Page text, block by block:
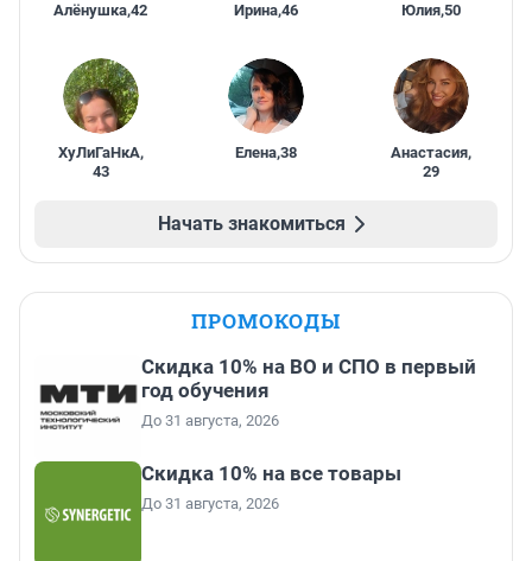
Алёнушка,42 Ирина,46 Юлия,50
ХуЛиГаНкА,
43
Елена,38 Анастасия,
29
Начать знакомиться
ПРОМОКОДЫ
Скидка 10% на ВО и СПО в первый
год обучения
До 31 августа, 2026
Скидка 10% на все товары
До 31 августа, 2026